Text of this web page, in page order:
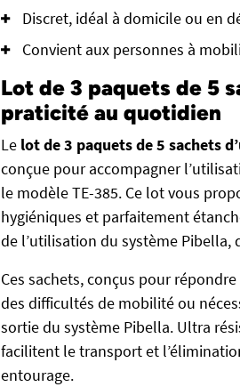
Discret, idéal à domicile ou en
Convient aux personnes à
Lot de 3 paquets de 5
praticité au quotidien
Le lot de 3 paquets de 5 sachets
conçue pour accompagner
le modèle TE-385. Ce lot vous
hygiéniques et parfaitement
de l’utilisation du système
Ces sachets, conçus pour
des difficultés de mobilité ou
sortie du système Pibella. Ultra
facilitent le transport et
entourage.